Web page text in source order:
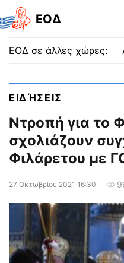
EOΔ
ΕΟΔ σε άλλες χώρες:
ΕΙΔΉΣΕΙΣ
Ντροπή για το
σχολιάζουν
Φιλάρετου με
27 Οκτωβρίου 2021 16:30